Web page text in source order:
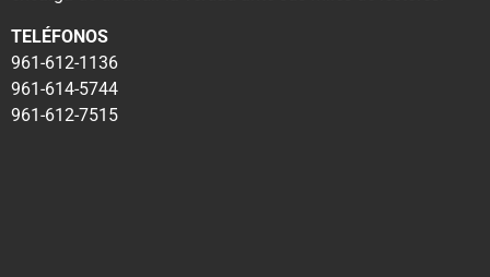
TELÉFONOS
961-612-1136
961-614-5744
961-612-7515